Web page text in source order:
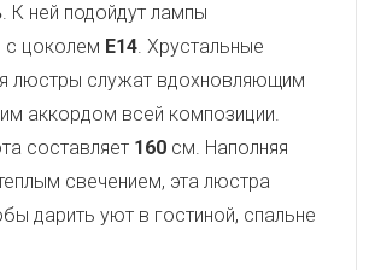
. К ней подойдут лампы
с цоколем E14. Хрустальные
люстры служат вдохновляющим
аккордом всей композиции.
составляет 160 см. Наполняя
свечением, эта люстра
дарить уют в гостиной, спальне